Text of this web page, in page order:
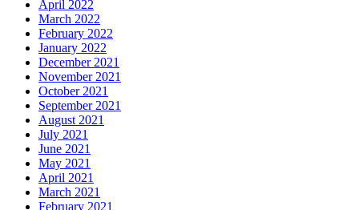
April 2022
March 2022
February 2022
January 2022
December 2021
November 2021
October 2021
September 2021
August 2021
July 2021
June 2021
May 2021
April 2021
March 2021
February 2021